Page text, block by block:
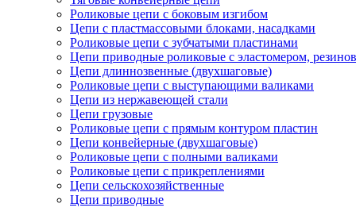
Роликовые цепи с боковым изгибом
Цепи с пластмассовыми блоками, насадками
Роликовые цепи с зубчатыми пластинами
Цепи приводные роликовые с эластомером,
Цепи длиннозвенные (двухшаговые)
Роликовые цепи с выступающими валиками
Цепи из нержавеющей стали
Цепи грузовые
Роликовые цепи с прямым контуром пластин
Цепи конвейерные (двухшаговые)
Роликовые цепи с полными валиками
Роликовые цепи с прикреплениями
Цепи сельскохозяйственные
Цепи приводные